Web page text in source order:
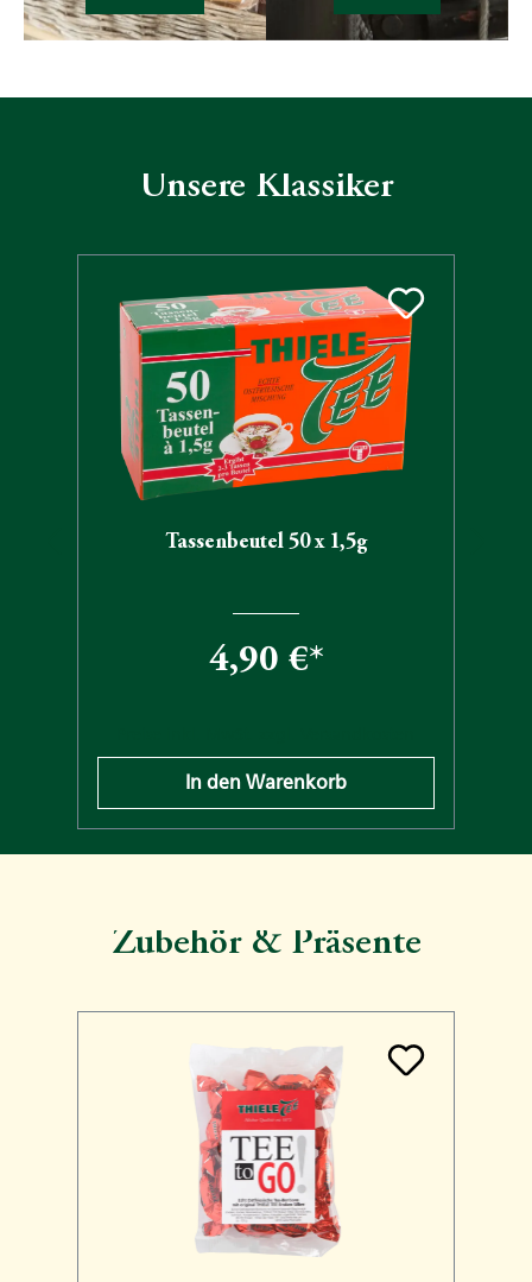
Unsere Klassiker
Tassenbeutel 50 x 1,5g
4,90 €*
In den Warenkorb
Zubehör & Präsente